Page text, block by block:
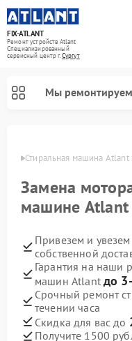
FIX-ATLANT
Ремонт устройств Atlant
Специализированный
cервисный центр г.Сургут
Мы ремонтируем
Стиральная машина Atlant
Замена
машине Atlant
Привезем и
собственной
Гарантия на наши
машин Atlant до
Срочный ремонт
течении часа
Скидка для вас до
Получите 1500